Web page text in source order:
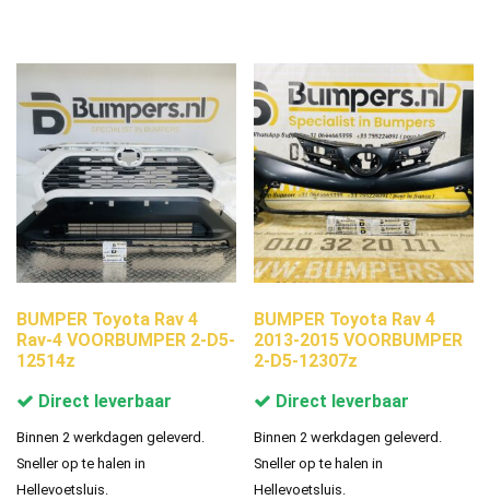
BUMPER Toyota Rav 4
Rav-4 VOORBUMPER 2-D5-
12514z
Direct leverbaar
Binnen 2 werkdagen geleverd.
Sneller op te halen in
Hellevoetsluis.
BUMPER Toyota Rav 4
2013-2015 VOORBUMPER
2-D5-12307z
Direct leverbaar
Binnen 2 werkdagen geleverd.
Sneller op te halen in
Hellevoetsluis.